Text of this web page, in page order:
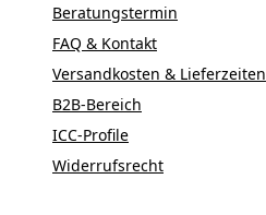
Beratungstermin
FAQ & Kontakt
Versandkosten & Lieferzeiten
B2B-Bereich
ICC-Profile
Widerrufsrecht